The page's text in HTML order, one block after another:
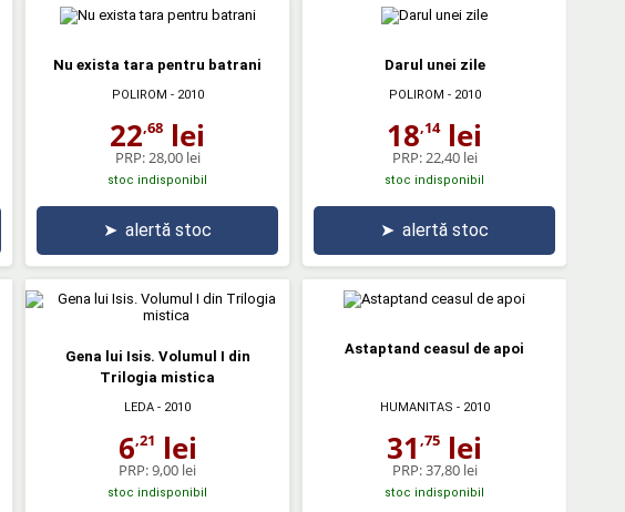
Nu exista tara pentru batrani
POLIROM - 2010
22,68 lei
PRP: 28,00 lei
stoc indisponibil
➤ alertă stoc
Darul unei zile
POLIROM - 2010
18,14lei
PRP: 22,40 lei
stoc indisponibil
➤ alertă stoc
Gena lui Isis. Volumul I din
Trilogia mistica
LEDA - 2010
6,21 lei
PRP:9,00 lei
stoc indisponibil
Astaptand ceasul de apoi
HUMANITAS - 2010
31 ,75 lei
PRP:37,80 lei
stoc indisponibil